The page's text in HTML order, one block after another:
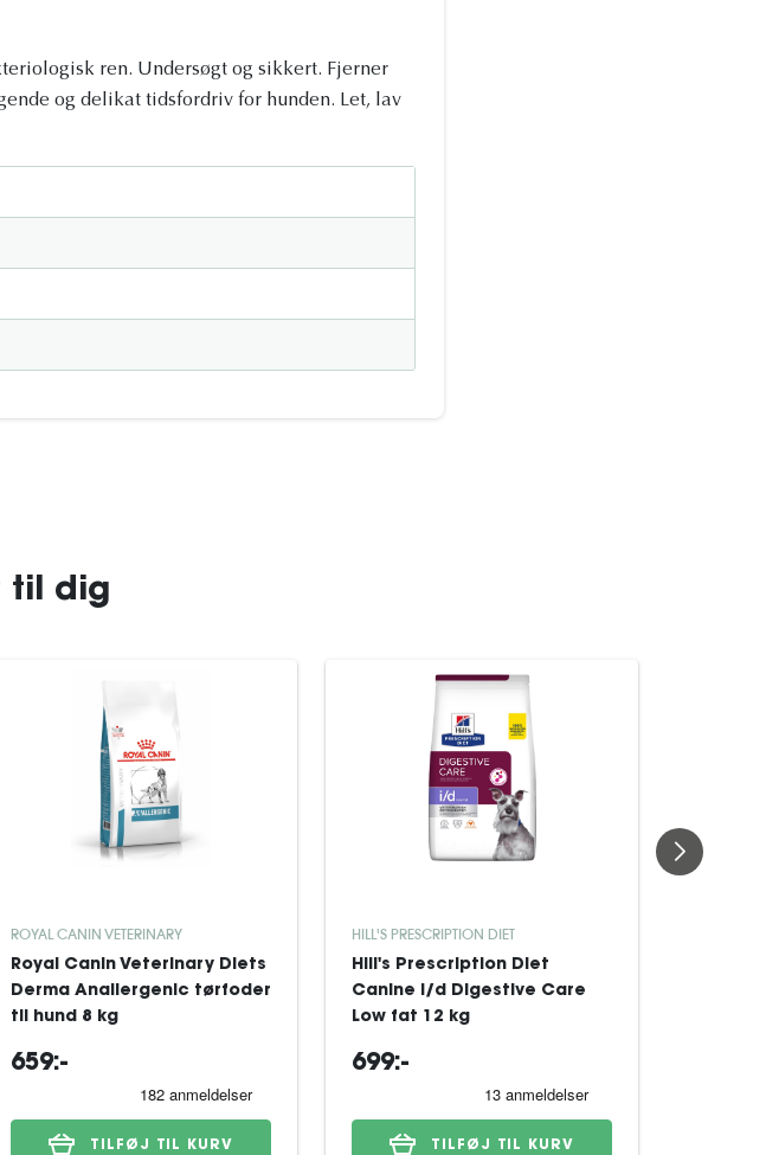
ren. Undersøgt og sikkert. Fjerner
og delikat tidsfordriv for hunden. Let, lav
til dig
ROYAL CANIN VETERINARY
Royal Canin Veterinary Diets
Derma Anallergenic tørfoder
til hund 8 kg
659:-
TILFØJ TIL KURV
HILL'S PRESCRIPTION DIET
Hill's Prescription Diet
Canine i/d Digestive Care
Low fat 12 kg
699:-
TILFØJ TIL KURV